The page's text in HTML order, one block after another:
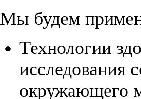
Мы будем
Технологии
исследования
окружающего